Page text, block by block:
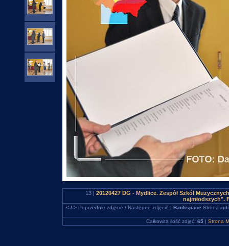
13 | 20120427 DG - Mydlice. Zespół Szkół
najmłodszych".
<-/->Poprzednie zdjęcie / Następne zdjęcie | Backspace Strona
Całkowita ilość zdjęć: 65 | Strona